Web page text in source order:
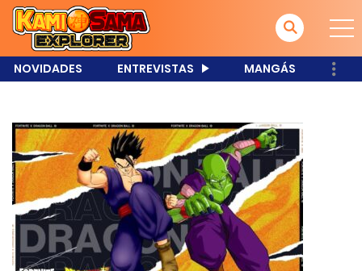
NOVIDADES ENTREVISTAS MANGÁS